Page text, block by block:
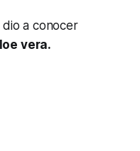
a conocer
vera.